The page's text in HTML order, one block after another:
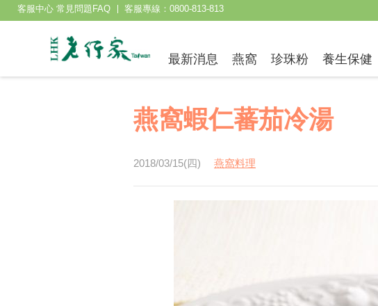
燕窩蝦仁蕃茄冷湯
2018/03/15(四) 燕窩料理
最新消息 燕窩 珍珠粉 養生保健
客服中心 常見問題FAQ 客服專線：0800-813-813